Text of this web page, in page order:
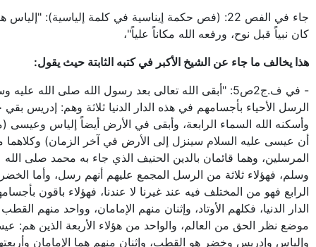
جاء في الفص 22: (فص حكمة إيناسية في كلمة إلياسية):
كان نبياً قبل نوح، ورفعه الله مكاناً علياً"،
هذا يخالف ما جاء عن الشيخ الأكبر في كتبه الثابتة حيث يقول:
- في ف.ج2ص5: "أبقى الله تعالى بعد رسول الله صلى الله
الرسل الأحياء بأجسامهم في هذه الدار الدنيا ثلاثة وهم: إدريس
وأسكنه الله السماء الرابعة، وأبقى في الأرض أيضاً إلياس
أن عيسى عليه السلام سينزل إلى الأرض في آخر الزمان) وكلاهما
المرسلين، وهما قائمان بالدين الحنيف الذي جاء به محمد صلى الله
وسلم، فهؤلاء ثلاثة من الرسل المجمع عليهم أنهم رسل، وأما
الرابع فهو من المختلف فيه عند غيرنا لا عندنا، فهؤلاء باقون
الدار الدنيا، فكلهم الأوتاد، وإثنان منهم الإمامان، وواحد منهم
موضع نظر الحق من العالم، والواحد من هؤلاء الأربعة الذين هم:
وإلياس وإدريس وخضر هو القطب، وإثنان منهم هما الإمامان